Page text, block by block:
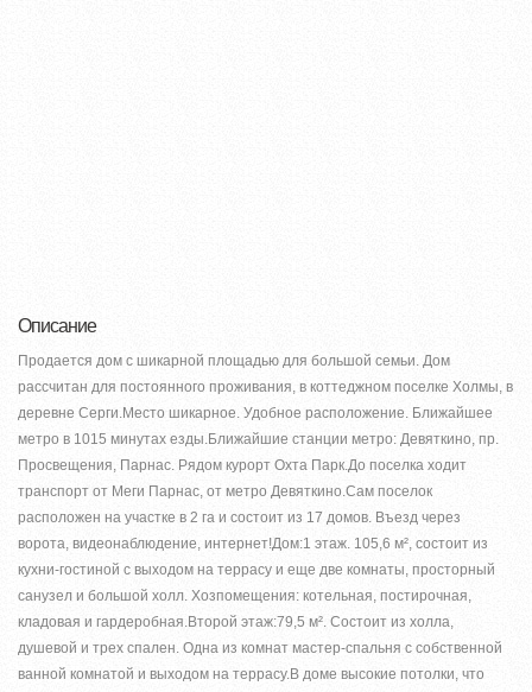
Описание
Продается дом с шикарной площадью для большой семьи. Дом
рассчитан для постоянного проживания, в коттеджном поселке Холмы, в
деревне Серги.Место шикарное. Удобное расположение. Ближайшее
метро в 1015 минутах езды.Ближайшие станции метро: Девяткино, пр.
Просвещения, Парнас. Рядом курорт Охта Парк.До поселка ходит
транспорт от Меги Парнас, от метро Девяткино.Сам поселок
расположен на участке в 2 га и состоит из 17 домов. Въезд через
ворота, видеонаблюдение, интернет!Дом:1 этаж. 105,6 м², состоит из
кухни-гостиной с выходом на террасу и еще две комнаты, просторный
санузел и большой холл. Хозпомещения: котельная, постирочная,
кладовая и гардеробная.Второй этаж:79,5 м². Состоит из холла,
душевой и трех спален. Одна из комнат мастер-спальня с собственной
ванной комнатой и выходом на террасу.В доме высокие потолки, что